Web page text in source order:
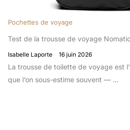
Pochettes de voyage
Test de la trousse de voyage
Isabelle Laporte 16 juin 2026
La trousse de toilette de voyage est
que l’on sous-estime souvent — ...